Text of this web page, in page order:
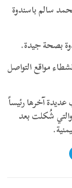
سالم باسندوة
بصحة جيدة.
مواقع التواصل
آخرها رئيساً
شُكلت بعد